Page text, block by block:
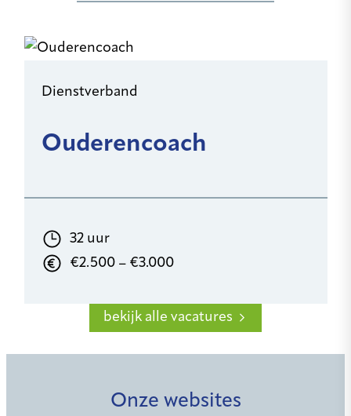
Dienstverband
Ouderencoach
32 uur
€2.500 – €3.000
bekijk alle vacatures
Onze websites